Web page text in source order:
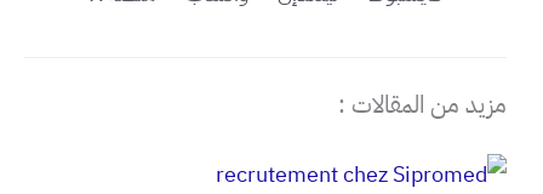
مزيد من المقالات :